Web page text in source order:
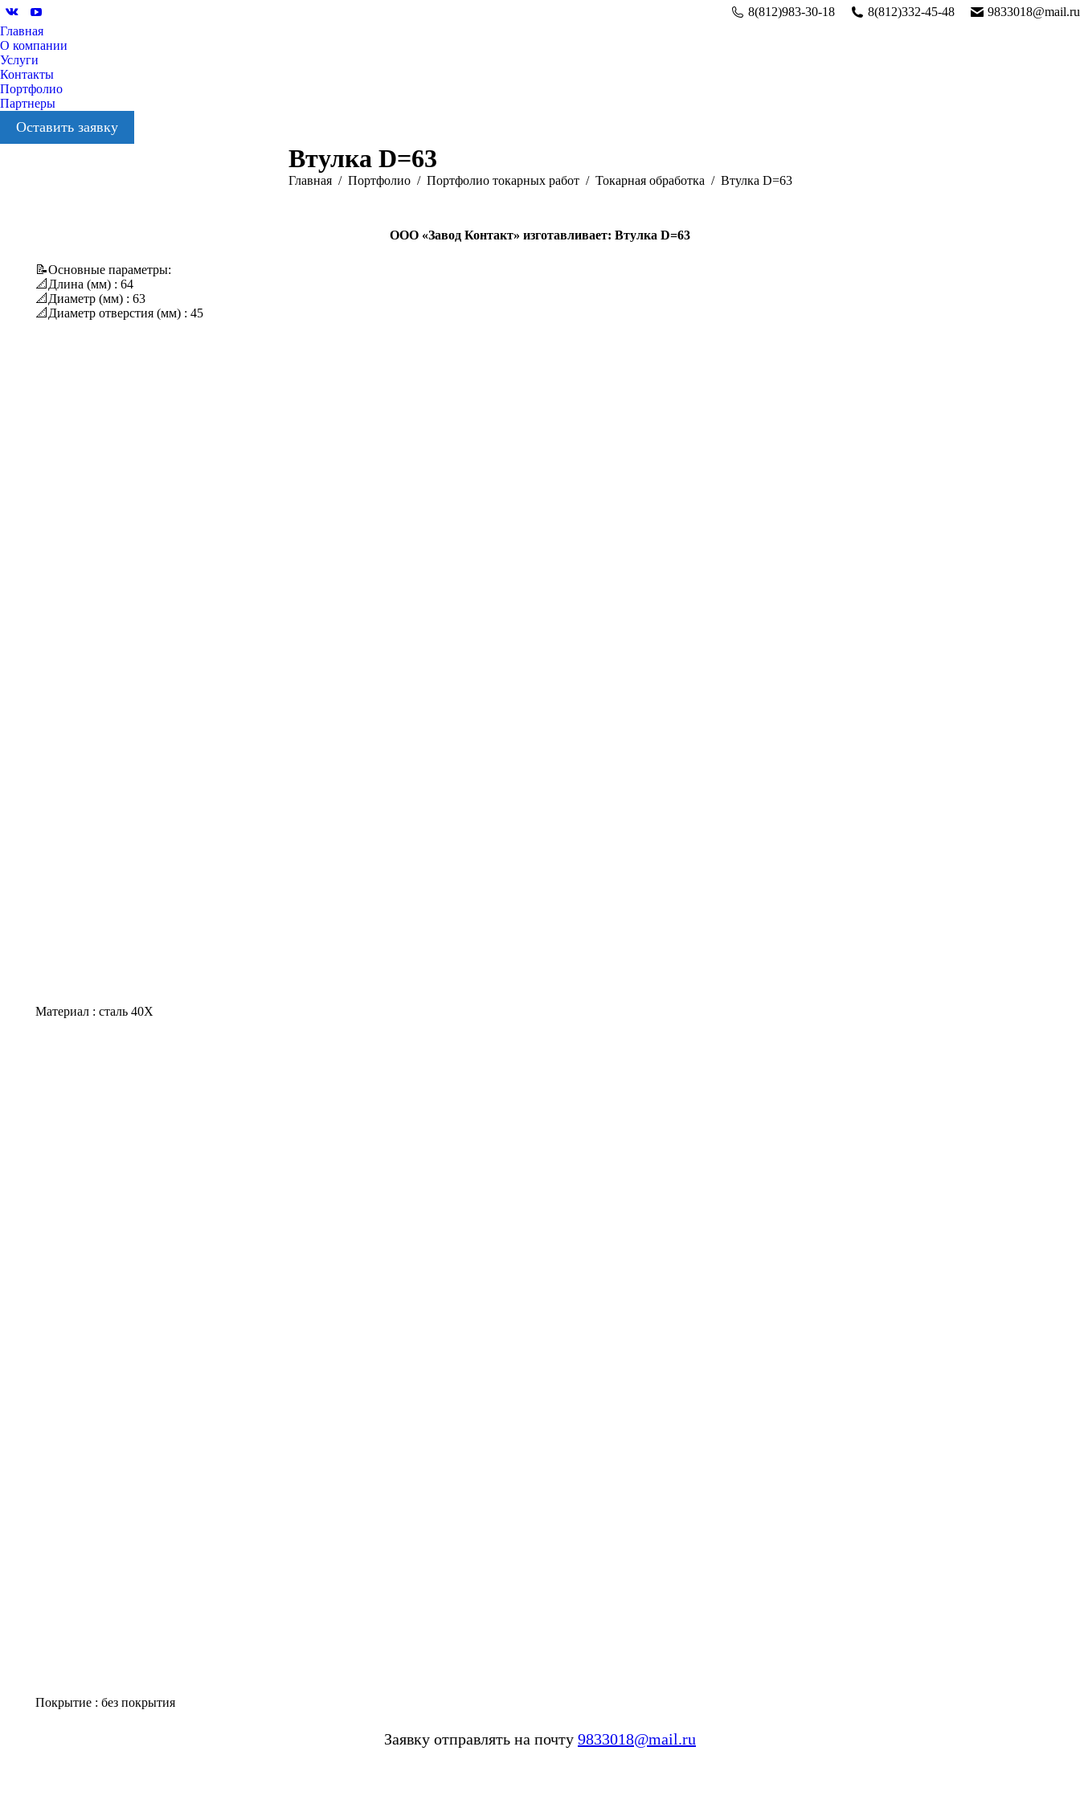
Вконтакте
YouTube
8(812)983-30-18 8(812)332-45-48
9833018@mail.ru
Главная
О компании
Услуги
Контакты
Портфолио
Партнеры
Оставить заявку
Втулка D=63
Вы здесь:
Главная Портфолио Портфолио токарных работ Токарная обработка Втулка D=63
ООО «Завод Контакт» изготавливает: Втулка D=63
📝Основные параметры:
📐Длина (мм) : 64
📐Диаметр (мм) : 63
📐Диаметр отверстия (мм) : 45
Материал : сталь 40Х
Покрытие : без покрытия
Заявку отправлять на почту 9833018@mail.ru